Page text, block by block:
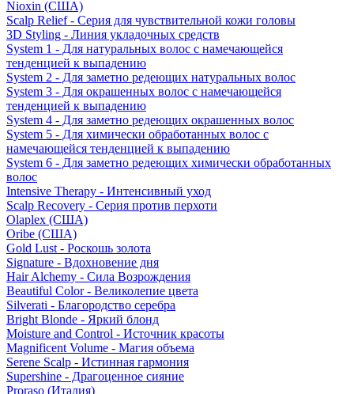
Nioxin (США)
Scalp Relief - Серия для чувствительной кожи головы
3D Styling - Линия укладочных средств
System 1 - Для натуральных волос с намечающейся
тенденцией к выпадению
System 2 - Для заметно редеющих натуральных волос
System 3 - Для окрашенных волос с намечающейся
тенденцией к выпадению
System 4 - Для заметно редеющих окрашенных волос
System 5 - Для химически обработанных волос с
намечающейся тенденцией к выпадению
System 6 - Для заметно редеющих химически обработанных
волос
Intensive Therapy - Интенсивный уход
Scalp Recovery - Серия против перхоти
Olaplex (США)
Oribe (США)
Gold Lust - Роскошь золота
Signature - Вдохновение дня
Hair Alchemy - Сила Возрождения
Beautiful Color - Великолепие цвета
Silverati - Благородство серебра
Bright Blonde - Яркий блонд
Moisture and Control - Источник красоты
Magnificent Volume - Магия объема
Serene Scalp - Истинная гармония
Supershine - Драгоценное сияние
Proraso (Италия)